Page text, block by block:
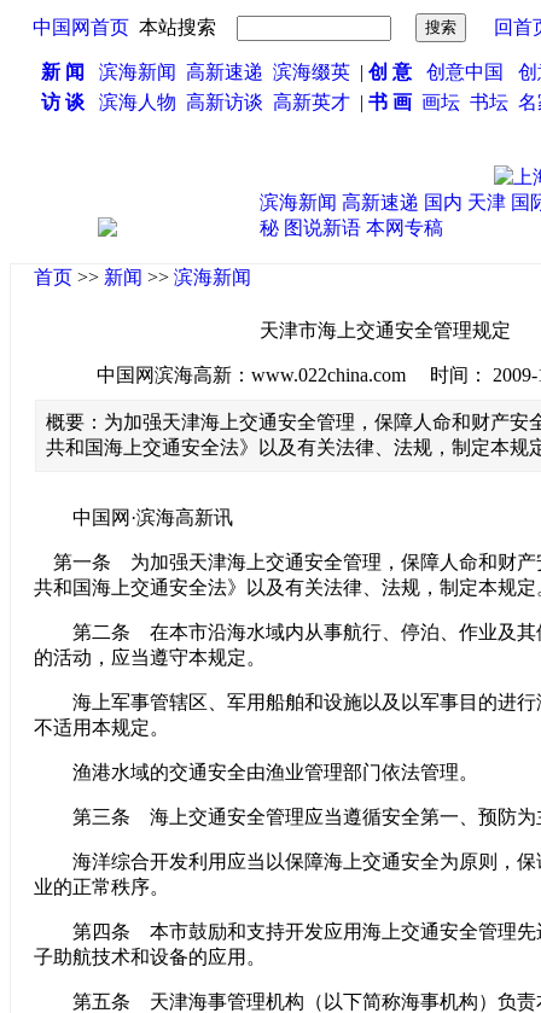
中国网首页 本站搜索 回首
新 闻 滨海新闻 高新速递 滨海缀英 | 创 意 创意中国
访 谈
滨海人物 高新访谈 高新英才 | 书 画 画坛 书坛 名
滨海新闻 高新速递 国内 天津 国
秘 图说新语 本网专稿
首页 >> 新闻 >> 滨海新闻
天津市海上交通安全管理规定
中国网滨海高新：www.022china.com 时间： 2009-
概要：为加强天津海上交通安全管理，保障人命和财产安
共和国海上交通安全法》以及有关法律、法规，制定本规
中国网·滨海高新讯
第一条 为加强天津海上交通安全管理，保障人命和财产
共和国海上交通安全法》以及有关法律、法规，制定本规定
第二条 在本市沿海水域内从事航行、停泊、作业及其
的活动，应当遵守本规定。
海上军事管辖区、军用船舶和设施以及以军事目的进行
不适用本规定。
渔港水域的交通安全由渔业管理部门依法管理。
第三条 海上交通安全管理应当遵循安全第一、预防为
海洋综合开发利用应当以保障海上交通安全为原则，保
业的正常秩序。
第四条 本市鼓励和支持开发应用海上交通安全管理先
子助航技术和设备的应用。
第五条 天津海事管理机构（以下简称海事机构）负责